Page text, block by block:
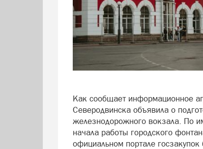
Как сообщает информационное
Северодвинска объявила о
железнодорожного вокзала. По
начала работы городского
официальном портале